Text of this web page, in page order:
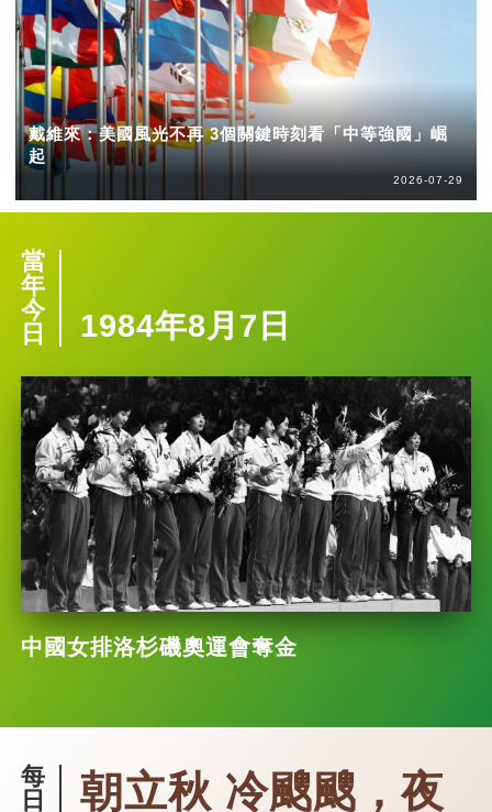
戴維來：美國風光不再 3個關鍵時刻看「中等強國」崛
起
2026-07-29
當
年
今
日
1984年8月7日
中國女排洛杉磯奧運會奪金
每
日
朝立秋 冷颼颼，夜